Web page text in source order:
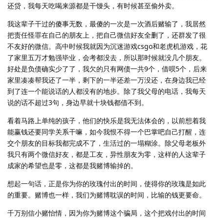
还贷，我每天吃喝来源都是干馒头，有时候甚至偷外卖。
我这辈子干过的傻事无数，最傻的一次是一次酒后赌输了，我居然
把责任怪罪在自己的朋友上，把自己微信好友全删了，还群发了很
不友好的微信。高中时候我就因为沉迷游戏csgo和老虎机游戏，花
了家里五万才勉强毕业，会考都没去，所以那时候就没几个朋友。
好处是负债确实少了了，我欠的只有网债一共9个，借呗5个，后来
家里凑凑帮我还了一半，剩下的一半还差一万没还，在身边我已经
到了连一个能说话的人都没有的地步。除了我父母的电话，我每天
说的话不超过3句，身边早就十块钱都借不到。
看着马路上单纯的孩子，他们的快乐是我无法体会的，以前想着我
能赢钱还要同学关系干嘛，如今我恨不得一个巴掌吧自己打醒，连
交个朋友的目标我都完成不了，生活过的一塌糊涂。除父母老板外
我只有两个微信好友，都是工友，异性朋友为零，这样的人这辈子
成家的希望也是零，这都是我赌博输掉的。
想起一句话，正是你为你的玫瑰付出的时间，使得你的玫瑰是如此
的重要。赌博也一样，我们为赌博耽误的时间，比输的钱更要命。
千万别信小赌怡情，因为你为赌博这个骗局，这个把戏付出的时间